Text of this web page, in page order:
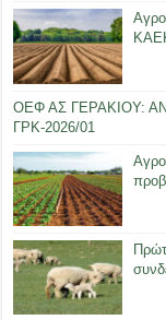
ΟΕΦ ΑΣ ΓΕΡΑΚΙΟΥ:
ΓΡΚ-2026/01